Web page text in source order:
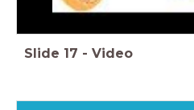
Slide 17 - Video